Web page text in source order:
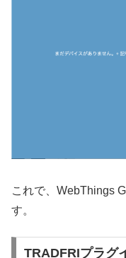
これで、WebThings
す。
TRADFRIプラグ